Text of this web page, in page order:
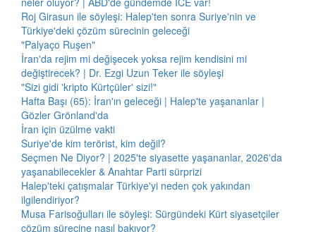
Roj Girasun ile söyleşi: Halep'ten sonra Suriye'nin ve
Türkiye'deki çözüm sürecinin geleceği
"Palyaço Ruşen"
İran'da rejim mi değişecek yoksa rejim kendisini mi
değiştirecek? | Dr. Ezgi Uzun Teker ile söyleşi
"Sizi gidi 'kripto Kürtçüler' sizi!"
Hafta Başı (65): İran'ın geleceği | Halep'te yaşananlar |
Gözler Grönland'da
İran için üzülme vakti
Suriye'de kim terörist, kim değil?
Seçmen Ne Diyor? | 2025'te siyasette yaşananlar, 2026'da
yaşanabilecekler & Anahtar Parti sürprizi
Halep'teki çatışmalar Türkiye'yi neden çok yakından
ilgilendiriyor?
Musa Farisoğulları ile söyleşi: Sürgündeki Kürt siyasetçiler
çözüm sürecine nasıl bakıyor?